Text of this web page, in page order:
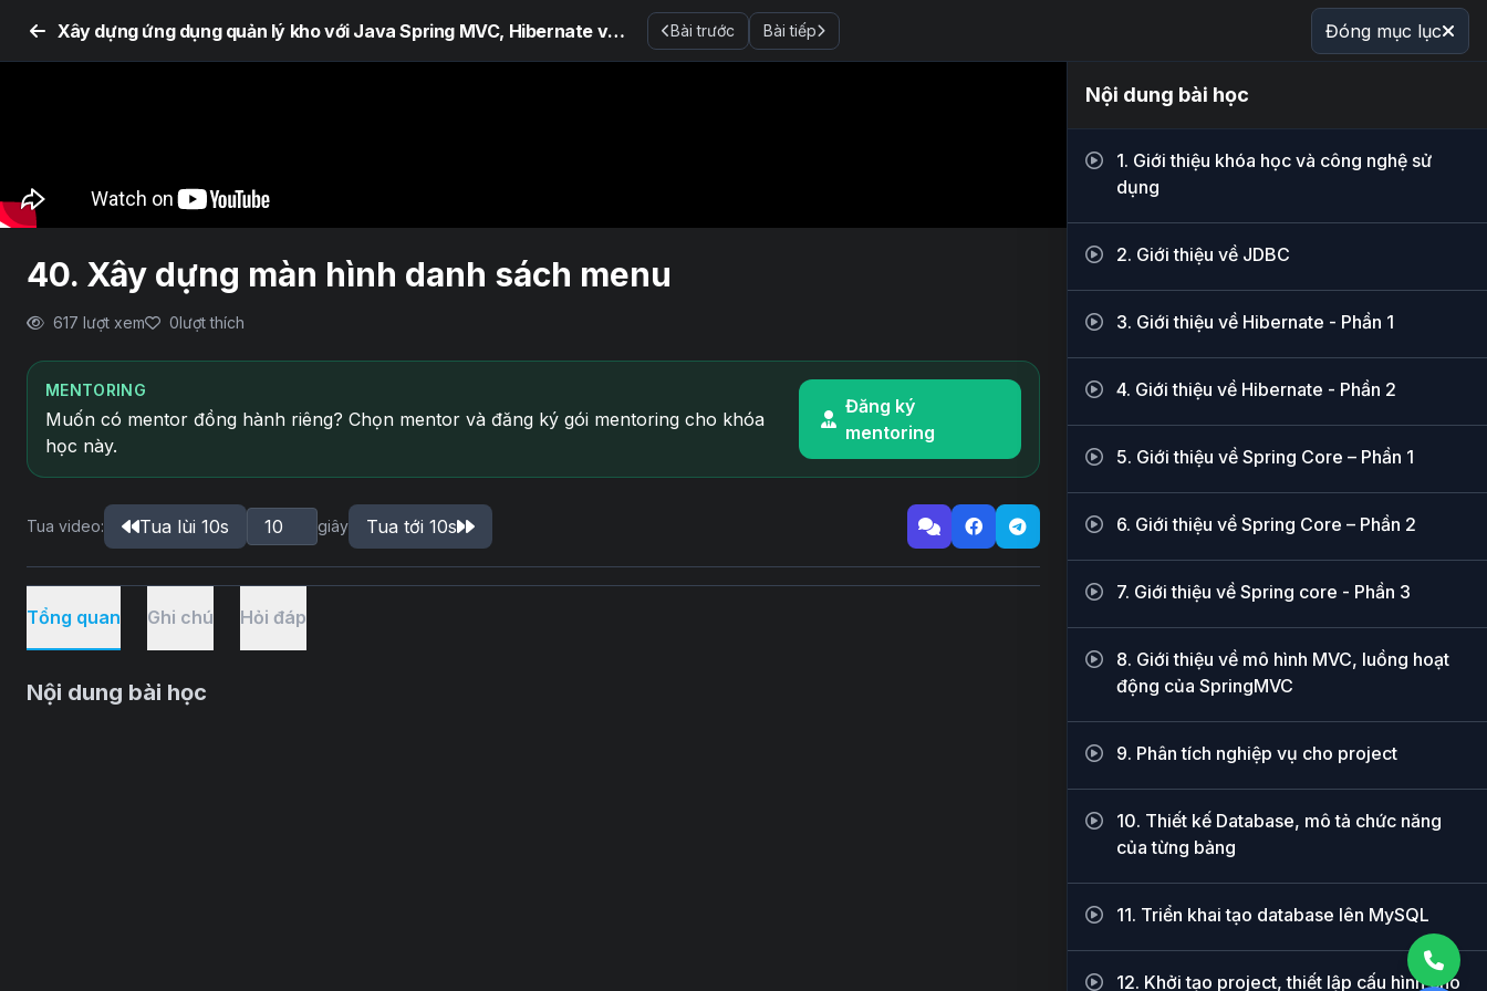
Xây dựng ứng dụng quản lý kho với Java Spring MVC, Hibernate và MySQL Bài trước Bài tiếp Đóng mục lục
40. Xây dựng màn hình danh sách menu
617 lượt xem 0lượt thích
MENTORING
Muốn có mentor đồng hành riêng? Chọn mentor và đăng ký gói mentoring cho khóa
học này.
Đăng ký
mentoring
Tua video: Tua lùi 10s giây Tua tới 10s
Tổng quan Ghi chú Hỏi đáp
Nội dung bài học
Nội dung bài học
1. Giới thiệu khóa học và công nghệ sử
dụng
2. Giới thiệu về JDBC
3. Giới thiệu về Hibernate - Phần 1
4. Giới thiệu về Hibernate - Phần 2
5. Giới thiệu về Spring Core – Phần 1
6. Giới thiệu về Spring Core – Phần 2
7. Giới thiệu về Spring core - Phần 3
8. Giới thiệu về mô hình MVC, luồng hoạt
động của SpringMVC
9. Phân tích nghiệp vụ cho project
10. Thiết kế Database, mô tả chức năng
của từng bảng
11. Triển khai tạo database lên MySQL
12. Khởi tạo project, thiết lập cấu hình cho